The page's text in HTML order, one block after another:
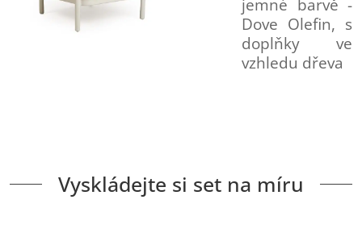
jemné barvě -
Dove Olefin, s
doplňky ve
vzhledu dřeva
Vyskládejte si set na míru